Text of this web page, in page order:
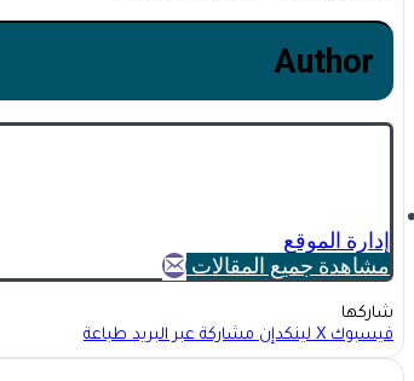
Author
إدارة الموقع
مشاهدة جميع المقالات
شاركها
فيسبوك X لينكدإن مشاركة عبر البريد طباعة